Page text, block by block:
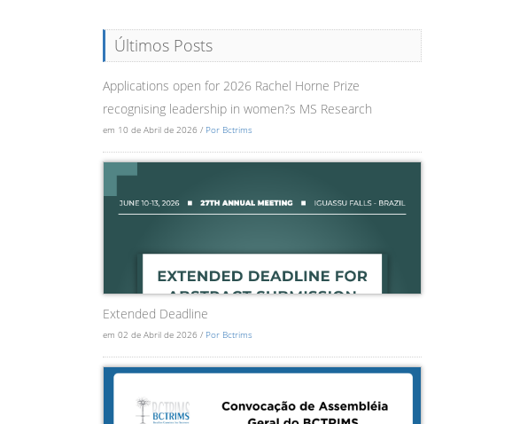
Últimos Posts
Applications open for 2026 Rachel Horne Prize
recognising leadership in women?s MS Research
em 10 de Abril de 2026 / Por Bctrims
Extended Deadline
em 02 de Abril de 2026 / Por Bctrims